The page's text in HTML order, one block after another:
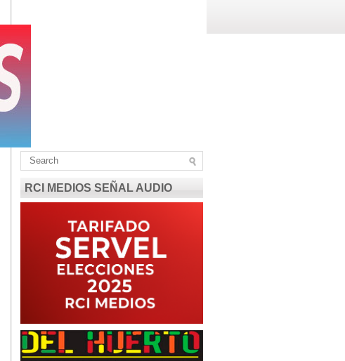
RCI MEDIOS SEÑAL AUDIO